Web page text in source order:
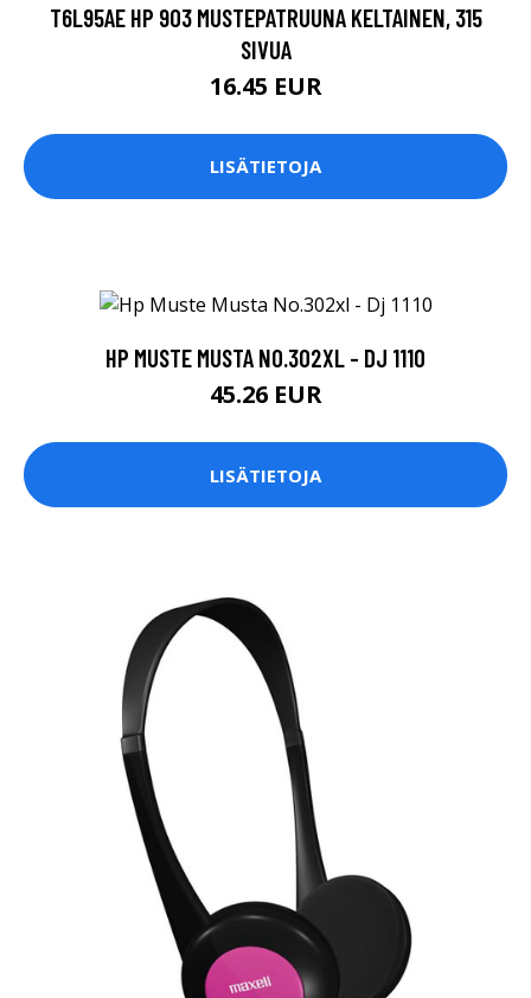
T6L95AE HP 903 MUSTEPATRUUNA KELTAINEN, 315
SIVUA
16.45 EUR
LISÄTIETOJA
HP MUSTE MUSTA NO.302XL - DJ 1110
45.26 EUR
LISÄTIETOJA